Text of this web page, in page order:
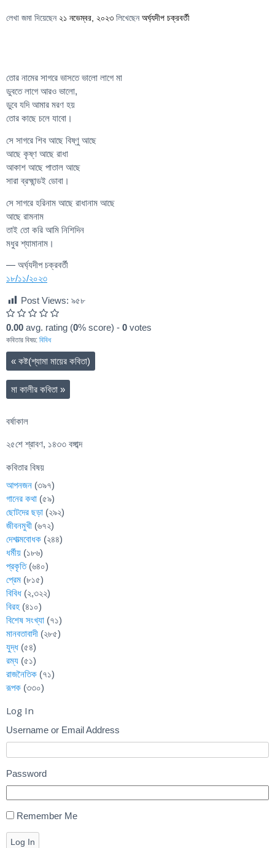
লেখা জমা দিয়েছেন ২১ নভেম্বর, ২০২৩ লিখেছেন অর্ঘ্যদীপ চক্রবর্তী
তোর নামের সাগরে ভাসতে ভালো লাগে মা
ডুবতে লাগে আরও ভালো,
ডুবে যদি আমার মরণ হয়
তোর কাছে চলে যাবো।
সে সাগরে শিব আছে বিষ্ণু আছে
আছে কৃষ্ণ আছে রাধা
আকাশ আছে পাতাল আছে
সারা ব্রহ্মান্ডই ডোবা।
সে সাগরে হরিনাম আছে রাধানাম আছে
আছে রামনাম
তাই তো করি আমি নিশিদিন
মধুর শ্যামানাম।
— অর্ঘ্যদীপ চক্রবর্তী
১৮/১১/২০২৩
Post Views: ৯৫৮
0.00 avg. rating (0% score) - 0 votes
কবিতার বিষয়: বিবিধ
« কষ্ট(শ্যামা মায়ের কবিতা)
মা কালীর কবিতা »
বর্ষাকাল
২৫শে শ্রাবণ, ১৪৩৩ বঙ্গাব্দ
কবিতার বিষয়
আপনজন (৩৯৭)
গানের কথা (৫৯)
ছোটদের ছড়া (২৯২)
জীবনমুখী (৬৭২)
দেশাত্মবোধক (২৪৪)
ধর্মীয় (১৮৬)
প্রকৃতি(৬৪০)
প্রেম (৮১৫)
বিবিধ (২,৩২২)
বিরহ (৪১০)
বিশেষ সংখ্যা (৭১)
মানবতাবাদী (২৮৫)
যুদ্ধ (৫৪)
রম্য (৫১)
রাজনৈতিক (৭১)
রূপক (৩৩০)
Log In
Username or Email Address
Password
Remember Me
Log In